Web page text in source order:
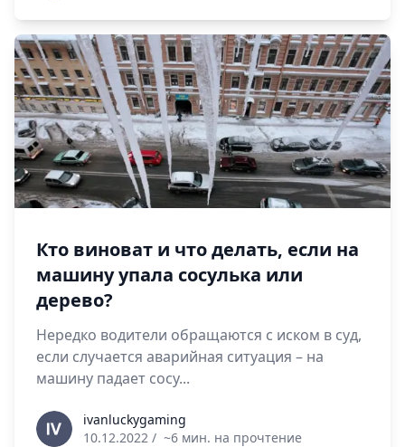
Кто виноват и что делать, если на
машину упала сосулька или
дерево?
Нередко водители обращаются с иском в суд,
если случается аварийная ситуация – на
машину падает сосу...
ivanluckygaming
ivanluckygaming
10.12.2022 / ~6 мин. на прочтение